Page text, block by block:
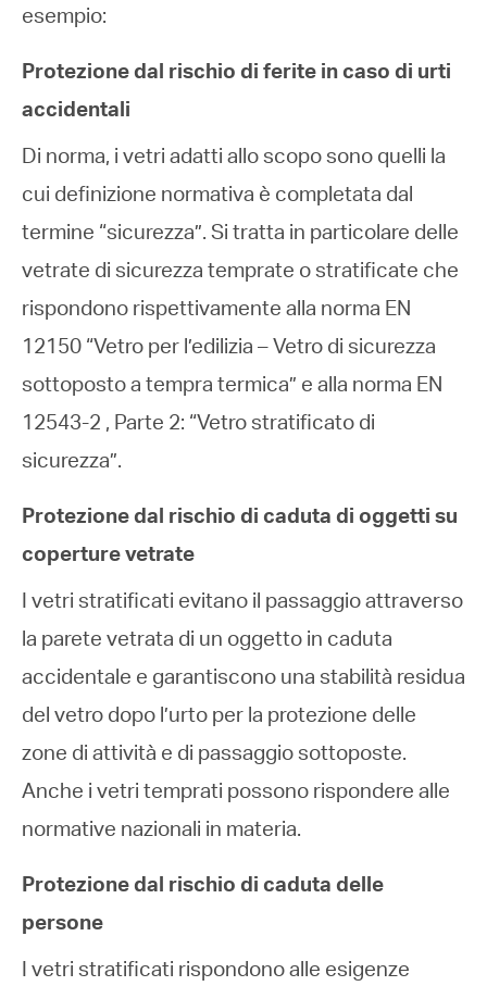
esempio:
Protezione dal rischio di ferite in caso di urti
accidentali
Di norma, i vetri adatti allo scopo sono quelli la
cui definizione normativa è completata dal
termine “sicurezza”. Si tratta in particolare delle
vetrate di sicurezza temprate o stratificate che
rispondono rispettivamente alla norma EN
12150 “Vetro per l’edilizia – Vetro di sicurezza
sottoposto a tempra termica” e alla norma EN
12543-2 , Parte 2: “Vetro stratificato di
sicurezza”.
Protezione dal rischio di caduta di oggetti su
coperture vetrate
I vetri stratificati evitano il passaggio attraverso
la parete vetrata di un oggetto in caduta
accidentale e garantiscono una stabilità residua
del vetro dopo l’urto per la protezione delle
zone di attività e di passaggio sottoposte.
Anche i vetri temprati possono rispondere alle
normative nazionali in materia.
Protezione dal rischio di caduta delle
persone
I vetri stratificati rispondono alle esigenze